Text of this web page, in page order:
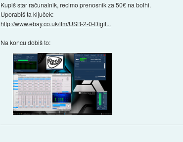
Kupiš star računalnik, recimo prenosnik za 50€ na bolhi.
Uporabiš ta ključek:
http://www.ebay.co.uk/itm/USB-2-0-Digit...
Na koncu dobiš to: